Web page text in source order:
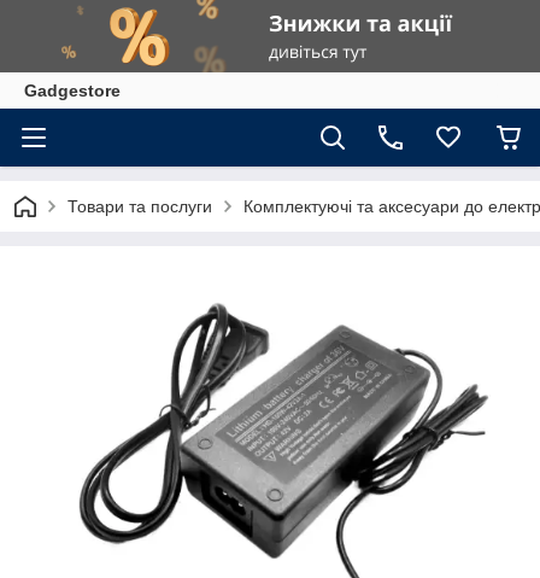
Gadgestore
Товари та послуги Комплектуючі та аксесуари до